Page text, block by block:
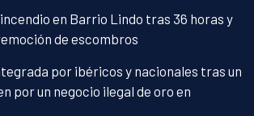
en Barrio Lindo tras 36 horas y
de escombros
por ibéricos y nacionales tras un
por un negocio ilegal de oro en